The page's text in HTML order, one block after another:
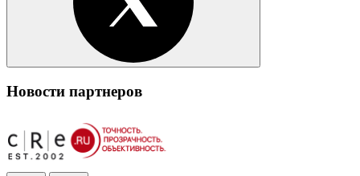
Новости партнеров